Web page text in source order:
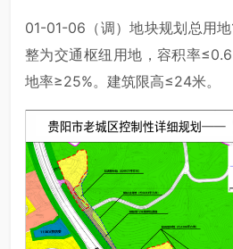
01-01-06（调）地块规划总用
整为交通枢纽用地，容积率
地率≥25%。建筑限高≤24米。